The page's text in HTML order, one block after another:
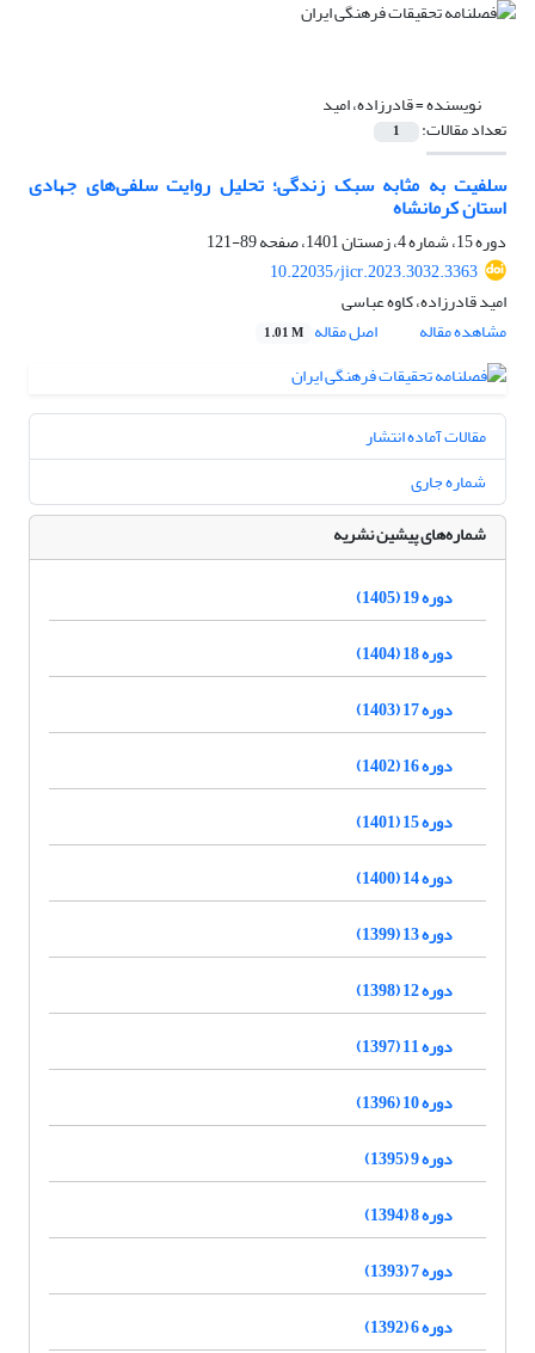
نویسنده =قادرزاده، امید
تعداد مقالات: 1
سلفیت به مثابه سبک زندگی؛ تحلیل روایت سلفی‌های جهادی
استان کرمانشاه
دوره 15، شماره 4، زمستان 1401، صفحه
89-121
10.22035/jicr.2023.3032.3363
امید قادرزاده، کاوه عباسی
مشاهده مقاله
اصل مقاله 1.01 M
مقالات آماده انتشار
شماره جاری
شماره‌های پیشین نشریه
دوره 19 (1405)
دوره 18 (1404)
دوره 17 (1403)
دوره 16 (1402)
دوره 15 (1401)
دوره 14 (1400)
دوره 13 (1399)
دوره 12 (1398)
دوره 11 (1397)
دوره 10 (1396)
دوره 9 (1395)
دوره 8 (1394)
دوره 7 (1393)
دوره 6 (1392)